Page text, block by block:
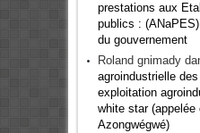
prestations aux
publics :
du gouvernement
Roland gnimady
agroindustrielle
exploitation
white star
Azongwégwé)